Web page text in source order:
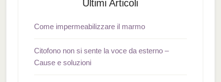
Ultimi Articoli
Come impermeabilizzare il marmo
Citofono non si sente la voce da esterno –
Cause e soluzioni